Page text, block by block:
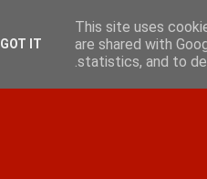
This site uses
are shared with
statistics, and to
GOT IT